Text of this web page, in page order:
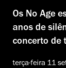
Os No Age
anos de
concerto de
terça-feira 11